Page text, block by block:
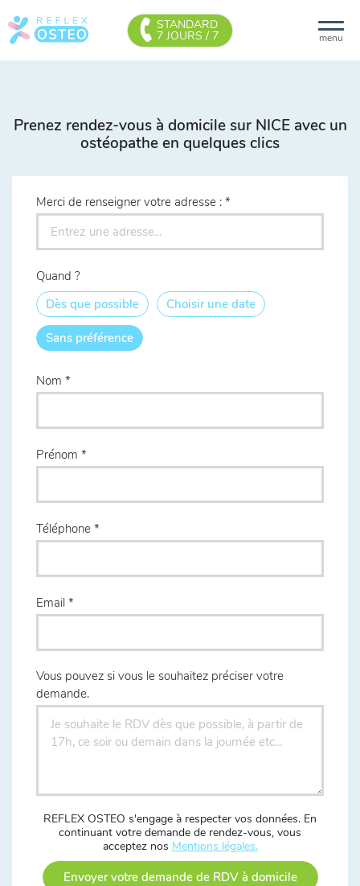
menu
STANDARD
7 JOURS / 7
Prenez rendez-vous à domicile sur NICE avec un
ostéopathe en quelques clics
Merci de renseigner votre adresse :
Quand ?
Dès que possible
Choisir une date
Sans préférence
Nom
Prénom
Téléphone
Email
Vous pouvez si vous le souhaitez préciser votre
demande.
REFLEX OSTEO s'engage à respecter vos données. En
continuant votre demande de rendez-vous, vous
acceptez nos Mentions légales.
Envoyer votre demande de RDV à domicile